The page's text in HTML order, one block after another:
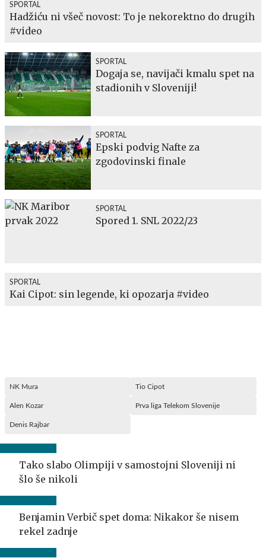
SPORTAL
Hadžiću ni všeč novost: To je nekorektno do drugih
#video
SPORTAL
Dogaja se, navijači kmalu spet na
stadionih v Sloveniji!
SPORTAL
Epski podvig Nafte za
zgodovinski finale
SPORTAL
Spored 1. SNL 2022/23
SPORTAL
Kai Cipot: sin legende, ki opozarja #video
NK Mura Tio Cipot
Alen Kozar Prva liga Telekom Slovenije
Denis Rajbar
Tako slabo Olimpiji v samostojni Sloveniji ni
šlo še nikoli
Benjamin Verbič spet doma: Nikakor še nisem
rekel zadnje